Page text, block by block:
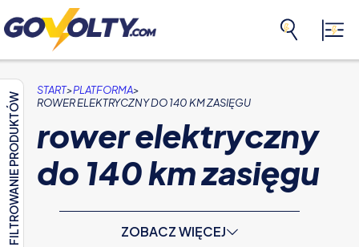
FILTROWANIE PRODUKTÓW
START>PLATFORMA>
ROWER ELEKTRYCZNY DO 140 KM ZASIĘGU
rower elektryczny
do 140 km zasięgu
ZOBACZ WIĘCEJ